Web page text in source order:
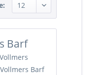
Barf
Vollmers
Vollmers Barf